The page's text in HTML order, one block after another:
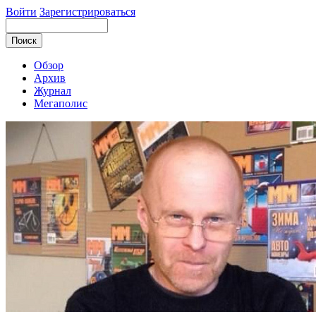
Войти Зарегистрироваться
Обзор
Архив
Журнал
Мегаполис